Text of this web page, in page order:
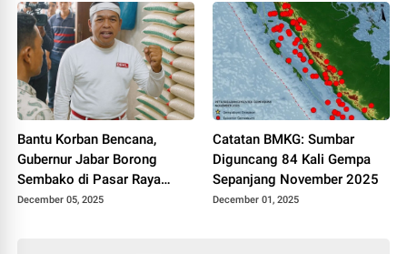
Bantu Korban Bencana,
Gubernur Jabar Borong
Sembako di Pasar Raya
Padang
December 05, 2025
Catatan BMKG: Sumbar
Diguncang 84 Kali Gempa
Sepanjang November 2025
December 01, 2025